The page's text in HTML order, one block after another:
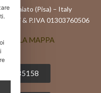
Miniato (Pisa) – Italy
| C.F & P.IVA 01303760506
SULLA MAPPA
485158